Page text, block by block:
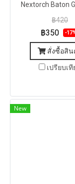
Nextorch Baton
฿420
฿350 -
สั่งซื้อสิน
เปรียบเที
New